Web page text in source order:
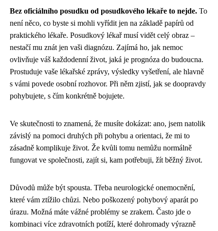
Bez oficiálního posudku od posudkového lékaře to nejde. To
není něco, co byste si mohli vyřídit jen na základě papírů od
praktického lékaře. Posudkový lékař musí vidět celý obraz –
nestačí mu znát jen vaši diagnózu. Zajímá ho, jak nemoc
ovlivňuje váš každodenní život, jaká je prognóza do budoucna.
Prostuduje vaše lékařské zprávy, výsledky vyšetření, ale hlavně
s vámi povede osobní rozhovor. Při něm zjistí, jak se doopravdy
pohybujete, s čím konkrétně bojujete.
Ve skutečnosti to znamená, že musíte dokázat: ano, jsem natolik
závislý na pomoci druhých při pohybu a orientaci, že mi to
zásadně komplikuje život. Že kvůli tomu nemůžu normálně
fungovat ve společnosti, zajít si, kam potřebuji, žít běžný život.
Důvodů může být spousta. Třeba neurologické onemocnění,
které vám ztížilo chůzi. Nebo poškozený pohybový aparát po
úrazu. Možná máte vážné problémy se zrakem. Často jde o
kombinaci více zdravotních potíží, které dohromady výrazně